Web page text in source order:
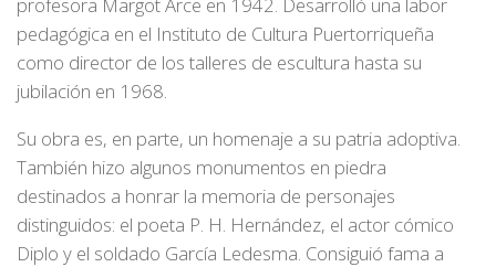
profesora Margot Arce en 1942. Desarrolló una labor
pedagógica en el Instituto de Cultura Puertorriqueña
como director de los talleres de escultura hasta su
jubilación en 1968.
Su obra es, en parte, un homenaje a su patria adoptiva.
También hizo algunos monumentos en piedra
destinados a honrar la memoria de personajes
distinguidos: el poeta P. H. Hernández, el actor cómico
Diplo y el soldado García Ledesma. Consiguió fama a